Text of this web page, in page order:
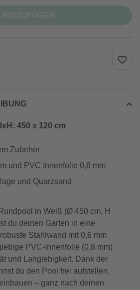
450 x 120 cm
Zubehör
und PVC Innenfolie 0,8 mm
und Quarzsand
in Weiß (Ø 450 cm, H
du deinen Garten in eine
Stahlwand mit 0,6 mm
PVC-Innenfolie (0,8 mm)
und Langlebigkeit. Dank der
du den Pool frei aufstellen,
– ganz nach deinen